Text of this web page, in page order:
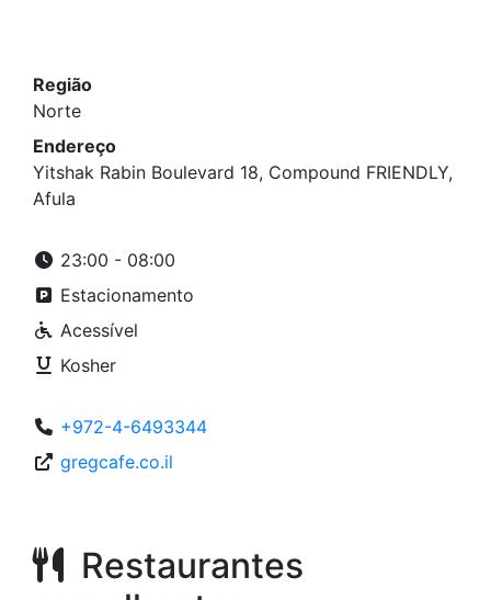
Região
Norte
Endereço
Yitshak Rabin Boulevard 18, Compound FRIENDLY,
Afula
23:00 - 08:00
Estacionamento
Acessível
Kosher
+972-4-6493344
gregcafe.co.il
Restaurantes